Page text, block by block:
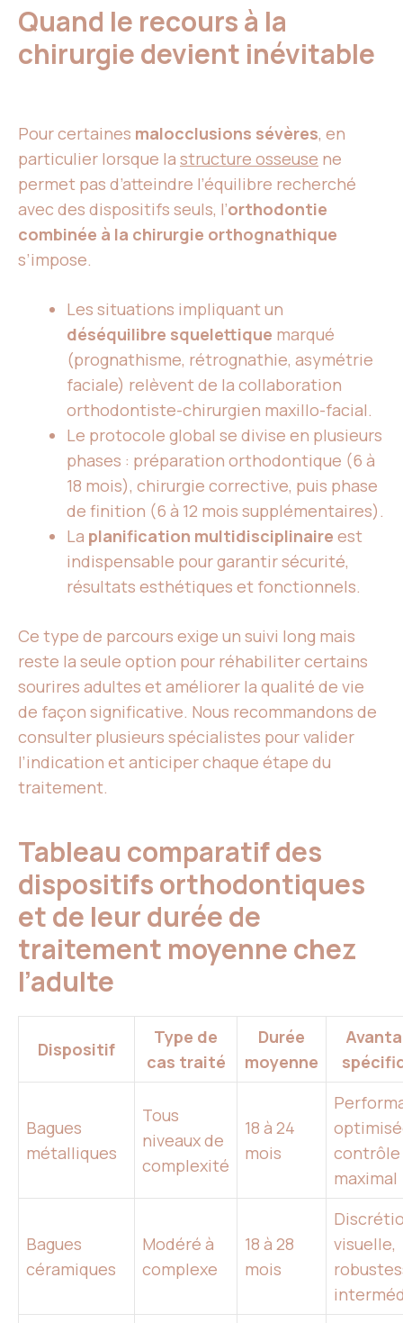
Quand le recours à la
chirurgie devient inévitable
Pour certaines malocclusions sévères, en
particulier lorsque la structure osseuse ne
permet pas d’atteindre l’équilibre recherché
avec des dispositifs seuls, l’orthodontie
combinée à la chirurgie orthognathique
s’impose.
Les situations impliquant un
déséquilibre squelettique marqué
(prognathisme, rétrognathie, asymétrie
faciale) relèvent de la collaboration
orthodontiste-chirurgien maxillo-facial.
Le protocole global se divise en plusieurs
phases : préparation orthodontique (6 à
18 mois), chirurgie corrective, puis phase
de finition (6 à 12 mois supplémentaires).
La planification multidisciplinaire est
indispensable pour garantir sécurité,
résultats esthétiques et fonctionnels.
Ce type de parcours exige un suivi long mais
reste la seule option pour réhabiliter certains
sourires adultes et améliorer la qualité de vie
de façon significative. Nous recommandons de
consulter plusieurs spécialistes pour valider
l’indication et anticiper chaque étape du
traitement.
Tableau comparatif des
dispositifs orthodontiques
et de leur durée de
traitement moyenne chez
l’adulte
Dispositif
Type de
cas traité
Durée
moyenne
Bagues
métalliques
Tous
niveaux de
complexité
18 à 24
mois
contrôle
maximal
Bagues
céramiques
Modéré à
complexe
18 à 28
mois
visuelle,